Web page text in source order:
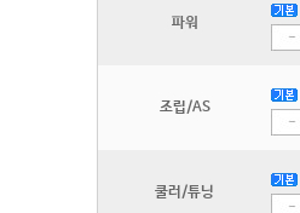
파워
조립/AS
쿨러/튜닝